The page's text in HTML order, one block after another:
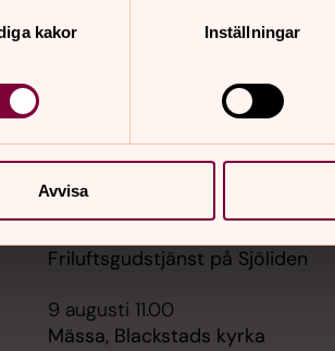
kakor
Inställningar
Avvisa
Kalender
Mässa, Misterhults kyrka
9 augusti 11.00
Högmässa, S:t Petri kyrka
Friluftsgudstjänst på Sjöliden
9 augusti 11.00
Mässa, Blackstads kyrka